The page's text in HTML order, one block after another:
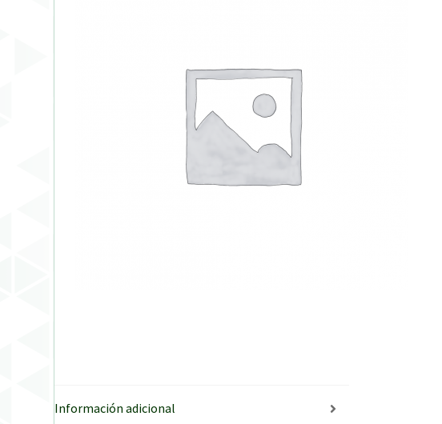
Información adicional